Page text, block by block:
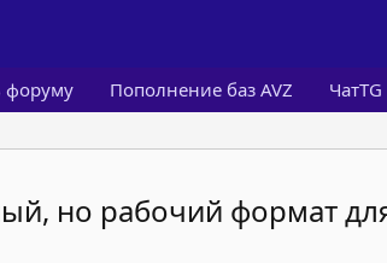
Пополнение баз AVZ ЧатTG
но рабочий формат